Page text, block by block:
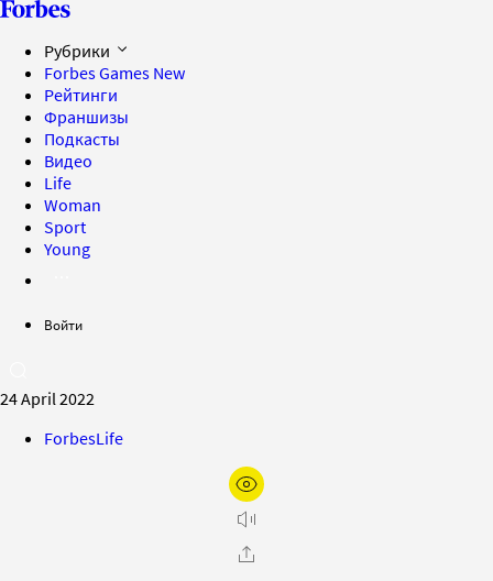
Рубрики
Forbes Games New
Рейтинги
Франшизы
Подкасты
Видео
Life
Woman
Sport
Young
Войти
24 April 2022
ForbesLife